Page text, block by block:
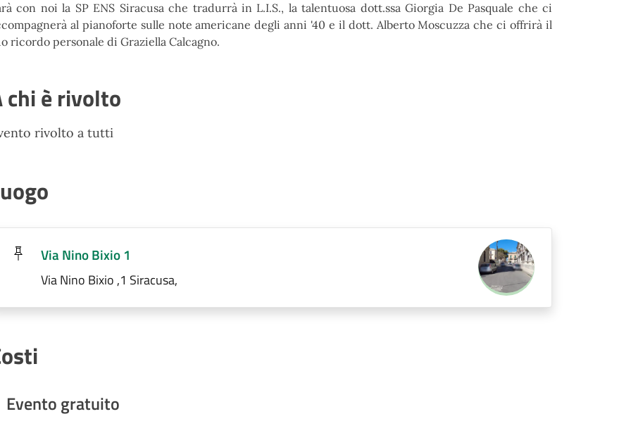
con noi la SP ENS Siracusache tradurrà in L.I.S., la talentuosa dott.ssaGiorgia De Pasquale che ci
al pianoforte sulle note americane degli anni '40 e il dott. Alberto Moscuzza che ci offrirà il
ricordo personale di Graziella Calcagno.
chi è rivolto
rivolto a tutti
Via Nino Bixio 1
Via Nino Bixio ,1 Siracusa,
Evento gratuito